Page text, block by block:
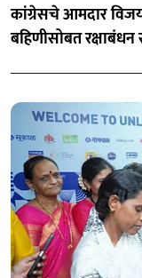
कांग्रेसचे आमदार
बहिणीसोबत